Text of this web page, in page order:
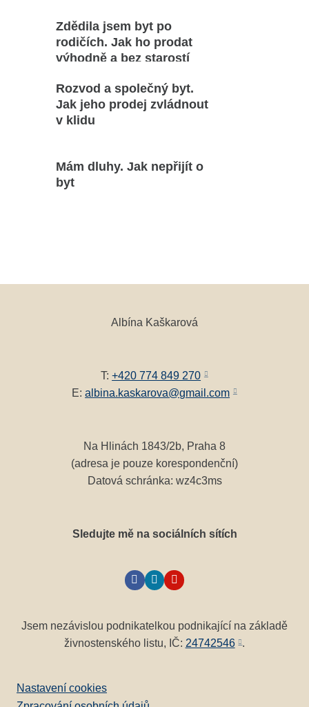
Čtěte také
Zdědila jsem byt po
rodičích. Jak ho prodat
výhodně a bez starostí
Rozvod a společný byt.
Jak jeho prodej zvládnout
v klidu
Mám dluhy. Jak nepřijít o
byt
Albína Kaškarová
T:+420 774 849 270
E:albina.kaskarova@gmail.com
Na Hlinách 1843/2b, Praha 8
(adresa je pouze korespondenční)
Datová schránka: wz4c3ms
Sledujte mě na sociálních sítích
Jsem nezávislou podnikatelkou podnikající na základě
živnostenského listu, IČ: 24742546 .
Nastavení cookies